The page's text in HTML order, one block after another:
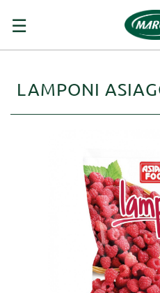
navigazione
☰
LAMPONI